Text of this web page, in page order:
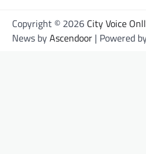
Copyright © 2026 City Voice
News byAscendoor | Powered